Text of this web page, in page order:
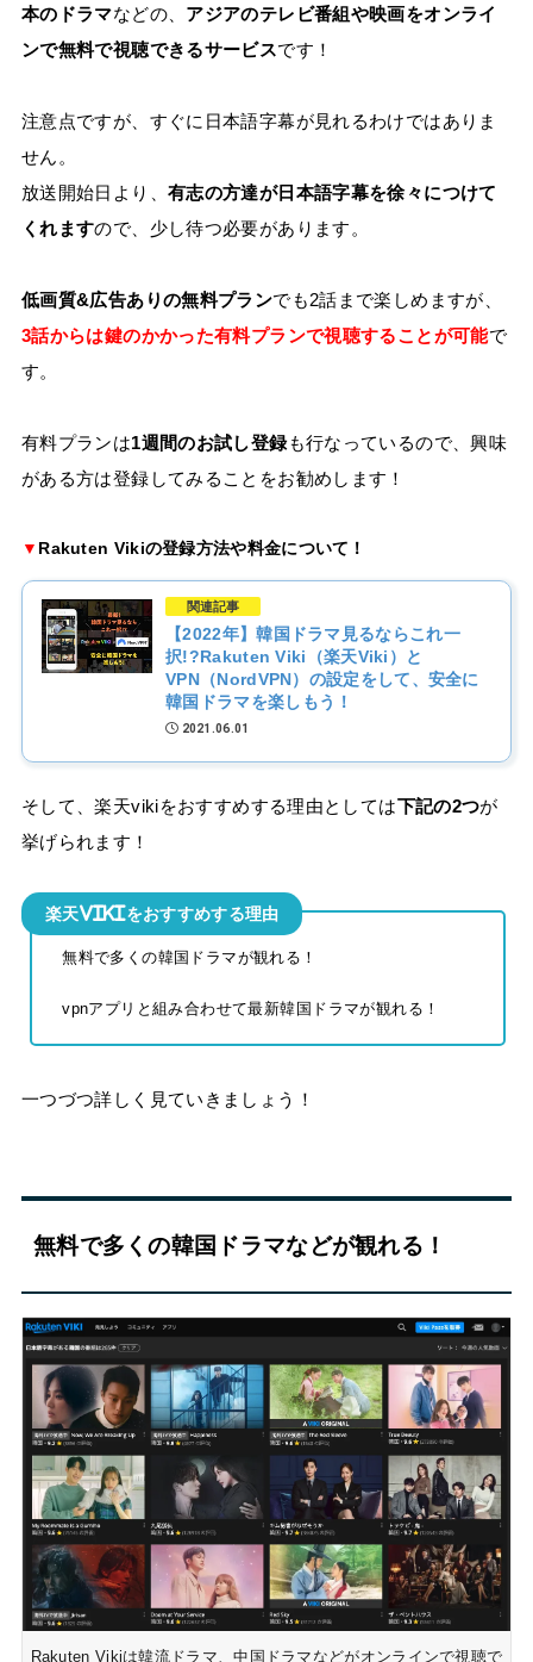
本のドラマなどの、 アジアのテレビ番組や映画をオンライ
ンで無料で視聴できるサービスです！
注意点ですが、すぐに日本語字幕が見れるわけではありま
せん。
放送開始日より、 有志の方達が日本語字幕を徐々につけて
くれますので、少し待つ必要があります。
低画質&広告ありの無料プランでも2話まで楽しめますが、
3話からは鍵のかかった有料プランで視聴することが可能で
す。
有料プランは1週間のお試し登録も行なっているので、興味
がある方は登録してみることをお勧めします！
▼ Rakuten Vikiの登録方法や料金について！
関連記事
【2022年】韓国ドラマ見るならこれ一
択!?Rakuten Viki（楽天Viki）と
VPN（NordVPN）の設定をして、安全に
韓国ドラマを楽しもう！
2021.06.01
そして、楽天vikiをおすすめする理由としては下記の2つが
挙げられます！
楽天vikiをおすすめする理由
無料で多くの韓国ドラマが観れる！
vpnアプリと組み合わせて最新韓国ドラマが観れる！
一つづつ詳しく見ていきましょう！
無料で多くの韓国ドラマなどが観れる！
Rakuten Vikiは韓流ドラマ、中国ドラマなどがオンラインで視聴で